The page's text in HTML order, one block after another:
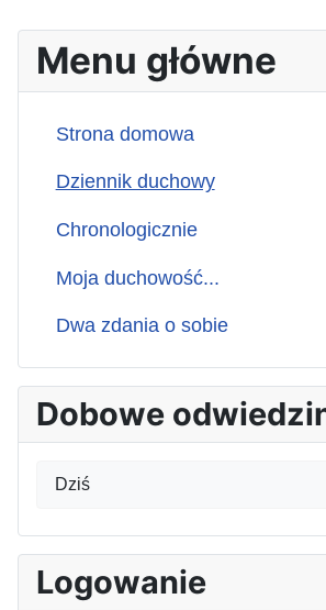
Menu główne
Strona domowa
Dziennik duchowy
Chronologicznie
Moja duchowość...
Dwa zdania o sobie
Dobowe
Dziś
Logowanie